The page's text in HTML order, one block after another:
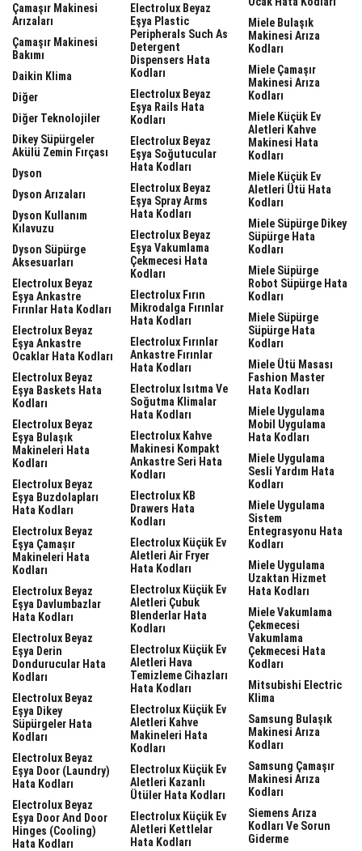
Çamaşır Makinesi
Arızaları
Çamaşır Makinesi
Bakımı
Daikin Klima
Diğer
Diğer Teknolojiler
Dikey Süpürgeler
Akülü Zemin Fırçası
Dyson
Dyson Arızaları
Dyson Kullanım
Kılavuzu
Dyson Süpürge
Aksesuarları
Electrolux Beyaz
Eşya Ankastre
Fırınlar Hata Kodları
Electrolux Beyaz
Eşya Ankastre
Ocaklar Hata Kodları
Electrolux Beyaz
Eşya Baskets Hata
Kodları
Electrolux Beyaz
Eşya Bulaşık
Makineleri Hata
Kodları
Electrolux Beyaz
Eşya Buzdolapları
Hata Kodları
Electrolux Beyaz
Eşya Çamaşır
Makineleri Hata
Kodları
Electrolux Beyaz
Eşya Davlumbazlar
Hata Kodları
Electrolux Beyaz
Eşya Derin
Dondurucular Hata
Kodları
Electrolux Beyaz
Eşya Dikey
Süpürgeler Hata
Kodları
Electrolux Beyaz
Eşya Door (laundry)
Hata Kodları
Electrolux Beyaz
Eşya Door And Door
Hinges (cooling)
Hata Kodları
Electrolux Beyaz
Eşya Plastic
Peripherals Such As
Detergent
Dispensers Hata
Kodları
Electrolux Beyaz
Eşya Rails Hata
Kodları
Electrolux Beyaz
Eşya Soğutucular
Hata Kodları
Electrolux Beyaz
Eşya Spray Arms
Hata Kodları
Electrolux Beyaz
Eşya Vakumlama
Çekmecesi Hata
Kodları
Electrolux Fırın
Mikrodalga Fırınlar
Hata Kodları
Electrolux Fırınlar
Ankastre Fırınlar
Hata Kodları
Electrolux Isıtma Ve
Soğutma Klimalar
Hata Kodları
Electrolux Kahve
Makinesi Kompakt
Ankastre Seri Hata
Kodları
Electrolux KB
Drawers Hata
Kodları
Electrolux Küçük Ev
Aletleri Air Fryer
Hata Kodları
Electrolux Küçük Ev
Aletleri Çubuk
Blenderlar Hata
Kodları
Electrolux Küçük Ev
Aletleri Hava
Temizleme Cihazları
Hata Kodları
Electrolux Küçük Ev
Aletleri Kahve
Makineleri Hata
Kodları
Electrolux Küçük Ev
Aletleri Kazanlı
Ütüler Hata Kodları
Electrolux Küçük Ev
Aletleri Kettlelar
Hata Kodları
Miele Bulaşık
Makinesi Arıza
Kodları
Miele Çamaşır
Makinesi Arıza
Kodları
Miele Küçük Ev
Aletleri Kahve
Makinesi Hata
Kodları
Miele Küçük Ev
Aletleri Ütü Hata
Kodları
Miele Süpürge Dikey
Süpürge Hata
Kodları
Miele Süpürge
Robot Süpürge Hata
Kodları
Miele Süpürge
Süpürge Hata
Kodları
Miele Ütü Masası
Fashion Master
Hata Kodları
Miele Uygulama
Mobil Uygulama
Hata Kodları
Miele Uygulama
Sesli Yardım Hata
Kodları
Miele Uygulama
Sistem
Entegrasyonu Hata
Kodları
Miele Uygulama
Uzaktan Hizmet
Hata Kodları
Miele Vakumlama
Çekmecesi
Vakumlama
Çekmecesi Hata
Kodları
Mitsubishi Electric
Klima
Samsung Bulaşık
Makinesi Arıza
Kodları
Samsung Çamaşır
Makinesi Arıza
Kodları
Siemens Arıza
Kodları Ve Sorun
Giderme